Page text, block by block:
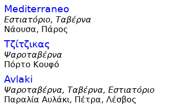
Mediterraneo
Εστιατόριο, Ταβέρνα
Νάουσα, Πάρος
Τζίτζικας
Ψαροταβέρνα
Πόρτο Κουφό
Avlaki
Ψαροταβέρνα, Ταβέρνα, Εστιατόριο
Παραλία Αυλάκι, Πέτρα, Λέσβος